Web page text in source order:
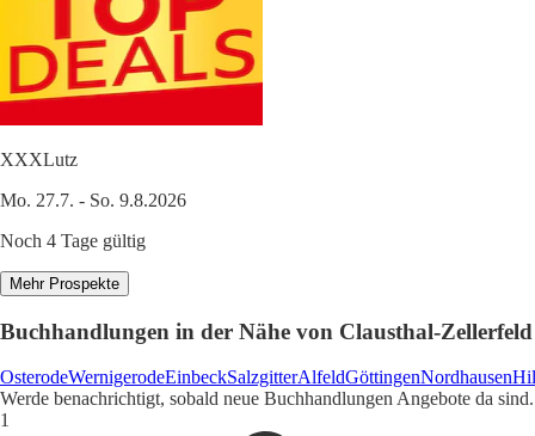
XXXLutz
Mo. 27.7. - So. 9.8.2026
Noch 4 Tage gültig
Mehr Prospekte
Buchhandlungen in der Nähe von Clausthal-Zellerfeld
OsterodeWernigerodeEinbeckSalzgitterAlfeldGöttingenNordhausen
Werde benachrichtigt, sobald neue Buchhandlungen Angebote da sind.